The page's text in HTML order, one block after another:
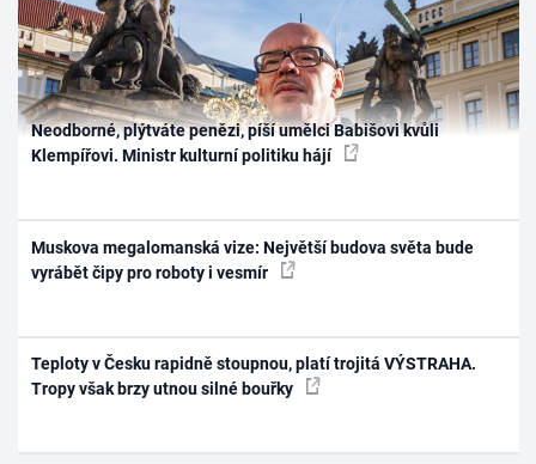
Neodborné, plýtváte penězi, píší umělci Babišovi kvůli
Klempířovi. Ministr kulturní politiku hájí
Muskova megalomanská vize: Největší budova světa bude
vyrábět čipy pro roboty i vesmír
Teploty v Česku rapidně stoupnou, platí trojitá VÝSTRAHA.
Tropy však brzy utnou silné bouřky